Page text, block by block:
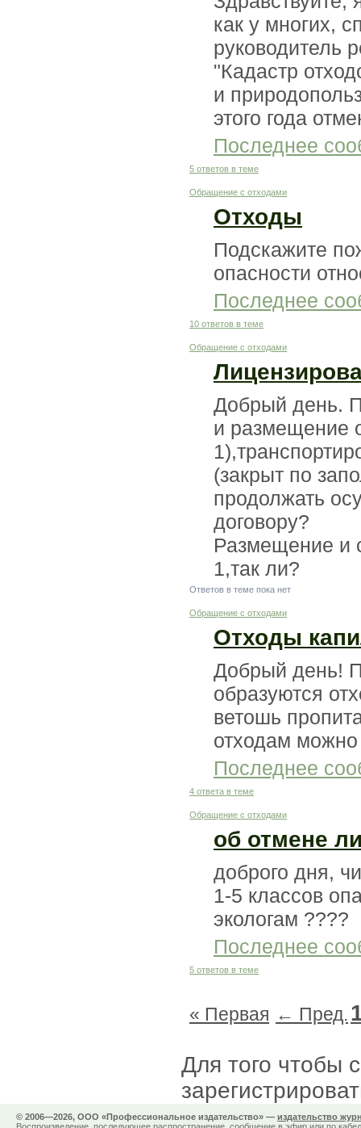
как у многих,
руководитель
"Кадастр
и
этого года
Последнее
5 ответов в теме
Обращение с отходами
Отходы
Подскажите
опасности
Последнее
10 ответов в теме
Обращение с отходами
Добрый день.
и размещение
(закрыт по
продолжать
договору?
Размещение и
1,так ли?
Ответов в теме пока нет
Обращение с отходами
Отходы
Добрый день!
образуются
ветошь
отходам
Последнее
4 ответа в теме
Обращение с отходами
об отмене
доброго дня,
1-5 классов
экологам ????
Последнее
5 ответов в теме
« Первая ← Пред.
Для того чтобы
© 2006—2026, ООО «Профессиональное издательство» — издательство